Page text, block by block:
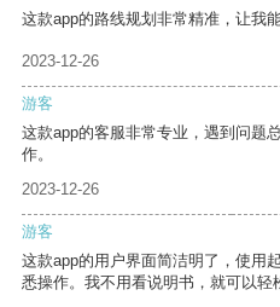
这款app的路线规划非常精准，让我
2023-12-26
游客
这款app的客服非常专业，遇到问题
作。
2023-12-26
游客
这款app的用户界面简洁明了，使用
悉操作。我不用看说明书，就可以轻